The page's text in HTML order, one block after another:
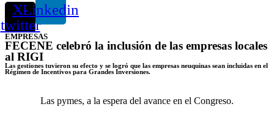
X-
twitter
Linkedin
EMPRESAS
FECENE celebró la inclusión de las empresas locales
al RIGI
Las gestiones tuvieron su efecto y se logró que las empresas neuquinas sean incluidas en el
Régimen de Incentivos para Grandes Inversiones.
Las pymes, a la espera del avance en el Congreso.